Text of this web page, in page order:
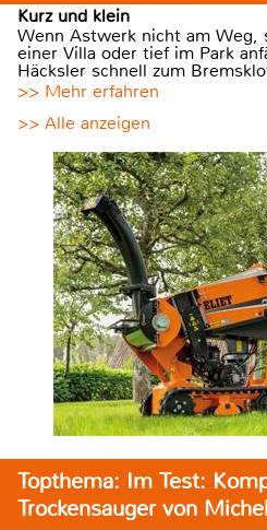
Kurz und klein
Wenn Astwerk nicht am Weg,
einer Villa oder tief im Park
Häcksler schnell zum
>> Mehr erfahren
>> Alle anzeigen
Topthema: Im Test:
Trockensauger von